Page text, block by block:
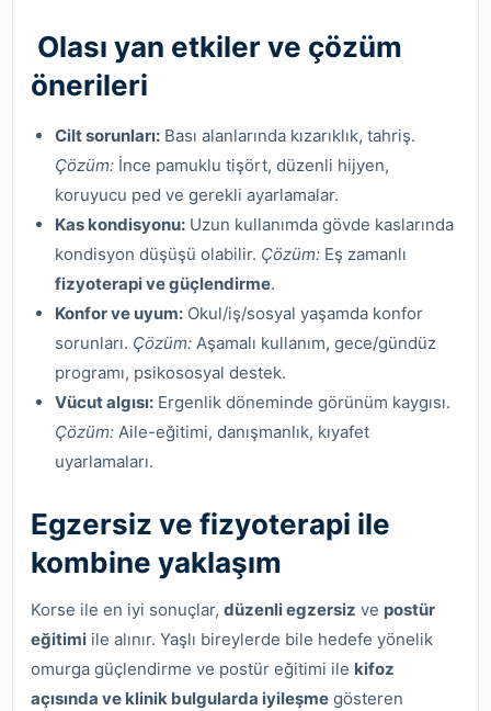
Olası yan etkiler ve çözüm
önerileri
Cilt sorunları: Bası alanlarında kızarıklık, tahriş.
Çözüm: İnce pamuklu tişört, düzenli hijyen,
koruyucu ped ve gerekli ayarlamalar.
Kas kondisyonu: Uzun kullanımda gövde kaslarında
kondisyon düşüşü olabilir. Çözüm: Eş zamanlı
fizyoterapi ve güçlendirme.
Konfor ve uyum: Okul/iş/sosyal yaşamda konfor
sorunları. Çözüm: Aşamalı kullanım, gece/gündüz
programı, psikososyal destek.
Vücut algısı: Ergenlik döneminde görünüm kaygısı.
Çözüm: Aile-eğitimi, danışmanlık, kıyafet
uyarlamaları.
Egzersiz ve fizyoterapi ile
kombine yaklaşım
Korse ile en iyi sonuçlar, düzenli egzersiz ve postür
eğitimi ile alınır. Yaşlı bireylerde bile hedefe yönelik
omurga güçlendirme ve postür eğitimi ile kifoz
açısında ve klinik bulgularda iyileşme gösteren